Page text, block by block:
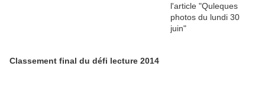
Classement final du défi lecture 2014